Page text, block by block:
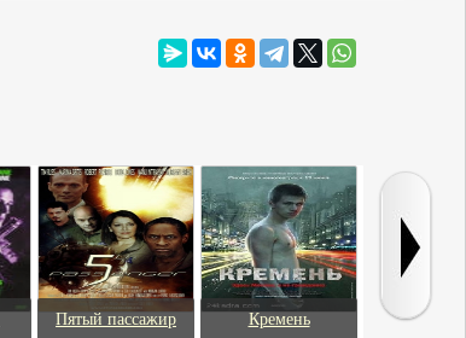
Пятый пассажир Кремень
Теория